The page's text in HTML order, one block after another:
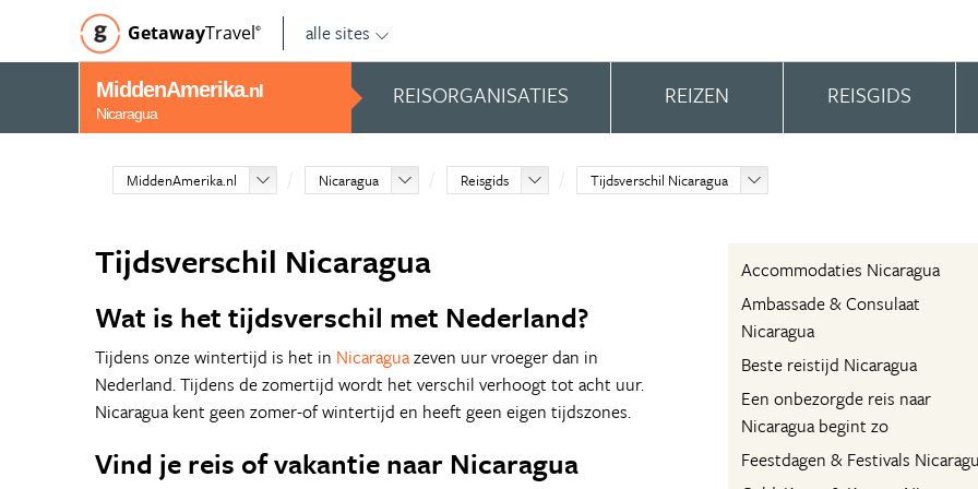
GetawayTravel© alle sites
MiddenAmerika.nl
Nicaragua
REISORGANISATIES REIZEN REISGIDS
MiddenAmerika.nl Nicaragua Reisgids Tijdsverschil Nicaragua
Accommodaties Nicaragua
Ambassade & Consulaat
Nicaragua
Beste reistijd Nicaragua
Een onbezorgde reis naar
Nicaragua begint zo
Feestdagen & Festivals
Tijdsverschil Nicaragua
Wat is het tijdsverschil met Nederland?
Tijdens onze wintertijd is het in Nicaraguazeven uur vroeger dan in
Nederland. Tijdens de zomertijd wordt het verschil verhoogt tot acht uur.
Nicaragua kent geen zomer-of wintertijd en heeft geen eigen tijdszones.
Vind je reis of vakantie naar Nicaragua